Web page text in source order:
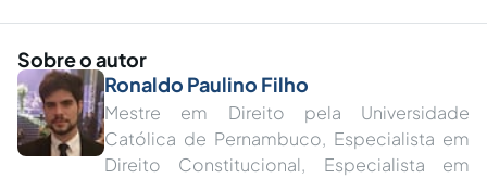
Sobre o autor
Ronaldo Paulino Filho
Mestre em Direito pela Universidade
Católica de Pernambuco, Especialista em
Direito Constitucional, Especialista em